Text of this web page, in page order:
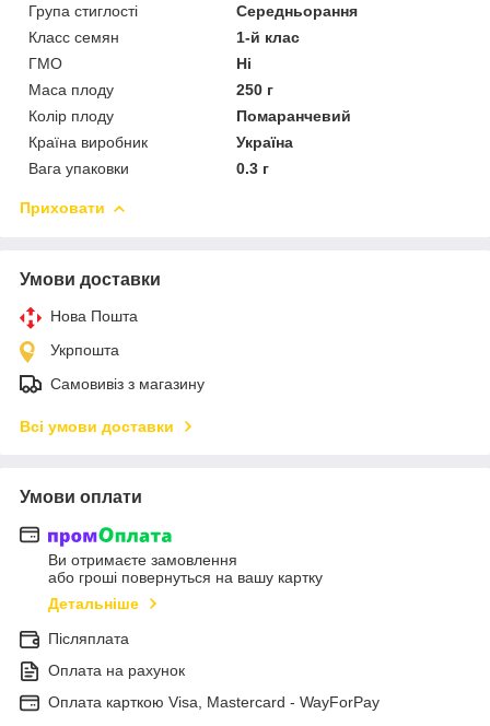
Група стиглості
Середньорання
Класс семян
1-й клас
ГМО
Ні
Маса плоду
250 г
Колір плоду
Помаранчевий
Країна виробник
Україна
Вага упаковки
0.3 г
Приховати
Умови доставки
Нова Пошта
Укрпошта
Самовивіз з магазину
Всі умови доставки
Умови оплати
Ви отримаєте замовлення
або гроші повернуться на вашу картку
Детальніше
Післяплата
Оплата на рахунок
Оплата карткою Visa, Mastercard - WayForPay